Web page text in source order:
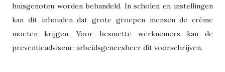
huisgenoten worden behandeld. In scholen en instellingen
kan dit inhouden dat grote groepen mensen de crème
moeten krijgen. Voor besmette werknemers kan de
preventieadviseur-arbeidsgeneesheer dit voorschrijven.